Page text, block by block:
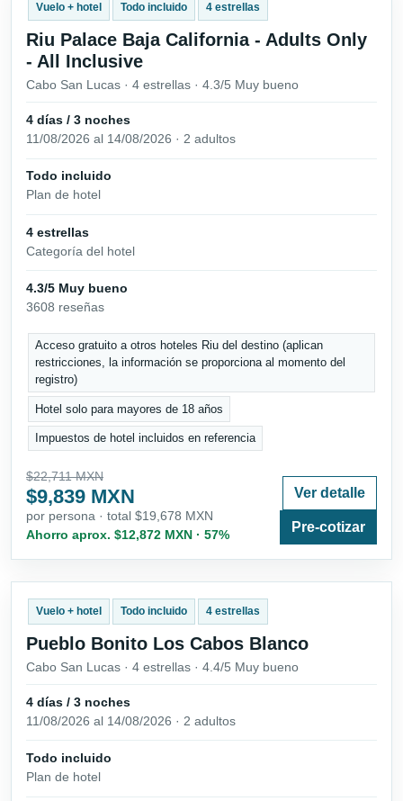
Vuelo + hotel Todo incluido 4 estrellas
Riu Palace Baja California - Adults Only
- All Inclusive
Cabo San Lucas · 4 estrellas · 4.3/5 Muy bueno
4 días / 3 noches
11/08/2026 al 14/08/2026 · 2 adultos
Todo incluido
Plan de hotel
4 estrellas
Categoría del hotel
4.3/5 Muy bueno
3608 reseñas
Acceso gratuito a otros hoteles Riu del destino (aplican
restricciones, la información se proporciona al momento del
registro)
Hotel solo para mayores de 18 años
Impuestos de hotel incluidos en referencia
$22,711 MXN
$9,839 MXN
por persona · total $19,678 MXN
Ahorro aprox. $12,872 MXN · 57%
Ver detalle
Pre-cotizar
Vuelo + hotel Todo incluido 4 estrellas
Pueblo Bonito Los Cabos Blanco
Cabo San Lucas · 4 estrellas · 4.4/5 Muy bueno
4 días / 3 noches
11/08/2026 al 14/08/2026 · 2 adultos
Todo incluido
Plan de hotel